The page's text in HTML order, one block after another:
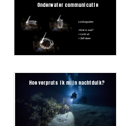
Lichtsignalen
>Wat is wat?
> Licht uit
> Zelf doen
Onderwater communicatie
Hoe verpruts ik mijn nachtduik?